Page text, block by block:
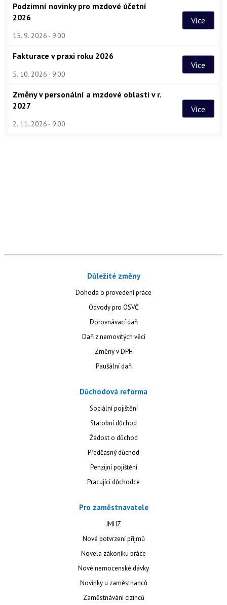
Podzimní novinky pro mzdové účetní
2026
15. 9. 2026 9:00
Více
Fakturace v praxi roku 2026
5. 10. 2026 9:00
Více
Změny v personální a mzdové oblasti v r.
2027
2. 11. 2026 9:00
Více
Důležité změny
Dohoda o provedení práce
Odvody pro OSVČ
Dorovnávací daň
Daň z nemovitých věcí
Změny v DPH
Paušální daň
Důchodová reforma
Sociální pojištění
Starobní důchod
Žádost o důchod
Předčasný důchod
Penzijní pojištění
Pracující důchodce
Pro zaměstnavatele
JMHZ
Nové potvrzení příjmů
Novela zákoníku práce
Nové nemocenské dávky
Novinky u zaměstnanců
Zaměstnávání cizinců